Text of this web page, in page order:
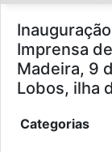
Imprensa
Madeira, 9
Lobos, ilha
Categorias